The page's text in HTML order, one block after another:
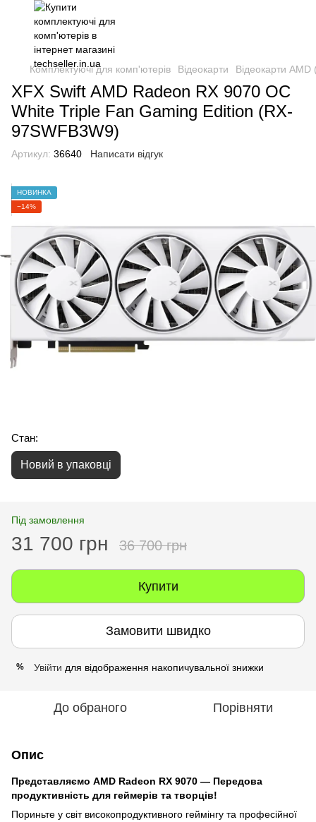
Комплектуючі для комп'ютерів Відеокарти Відеокарти
XFX Swift AMD Radeon RX 9070 OC
White Triple Fan Gaming Edition (RX-
97SWFB3W9)
Артикул: 36640 Написати відгук
НОВИНКА
−14%
Стан:
Новий в упаковці
Під замовлення
31 700 грн 36 700 грн
Купити
Замовити швидко
% Увійти для відображення накопичувальної знижки
До обраного Порівняти
Опис
Представляємо AMD Radeon RX 9070 — Передова
продуктивність для геймерів та творців!
Пориньте у світ високопродуктивного геймінгу та професійної